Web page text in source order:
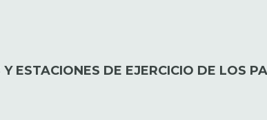
ESTACIONES DE EJERCICIO DE LOS